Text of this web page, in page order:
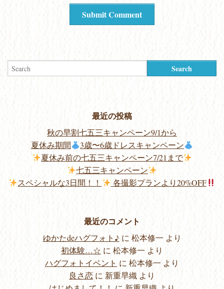
最近の投稿
秋の早割七五三キャンペーン9/1から
夏休み期間
3歳〜6歳ドレスキャンペーン
夏休み前の七五三キャンペーン7/21まで
七五三キャンペーン
スペシャルな3日間！！
各撮影プランより20%OFF
最近のコメント
ゆかたdeハグフォト♪ に 松本修一 より
初体験…☆ に 松本修一 より
ハグフォトイベント に 松本修一 より
良さ恋 に 新重早織 より